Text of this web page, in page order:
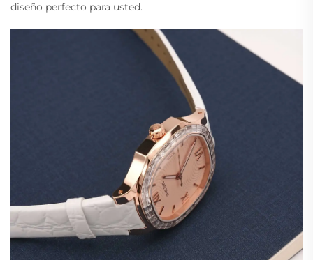
diseño perfecto para usted.